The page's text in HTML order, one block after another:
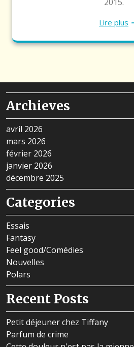
Lire plus
Archieves
avril 2026
mars 2026
février 2026
janvier 2026
décembre 2025
Categories
Essais
Fantasy
Feel good/Comédies
Nouvelles
Polars
Recent Posts
Petit déjeuner chez Tiffany
Parfum de crime